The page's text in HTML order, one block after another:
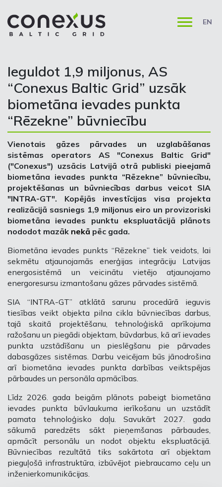
EN
Ieguldot 1,9 miljonus, AS
“Conexus Baltic Grid” uzsāk
biometāna ievades punkta
“Rēzekne” būvniecību
Vienotais gāzes pārvades un uzglabāšanas
sistēmas operators AS "Conexus Baltic Grid"
("Conexus") uzsācis Latvijā otrā publiski pieejamā
biometāna ievades punkta “Rēzekne” būvniecību,
projektēšanas un būvniecības darbus veicot SIA
"INTRA-GT". Kopējās investīcijas visa projekta
realizācijā sasniegs 1,9 miljonus eiro un provizoriski
biometāna ievades punktu ekspluatācijā plānots
nododot mazāk nekā pēc gada.
Biometāna ievades punkts “Rēzekne” tiek veidots, lai
sekmētu atjaunojamās enerģijas integrāciju Latvijas
energosistēmā un veicinātu vietējo atjaunojamo
energoresursu izmantošanu gāzes pārvades sistēmā.
SIA “INTRA-GT” atklātā sarunu procedūrā ieguvis
tiesības veikt objekta pilna cikla būvniecības darbus,
tajā skaitā projektēšanu, tehnoloģiskā aprīkojuma
ražošanu un piegādi objektam, būvdarbus, kā arī ievades
punkta uzstādīšanu un pieslēgšanu pie pārvades
dabasgāzes sistēmas. Darbu veicējam būs jānodrošina
arī biometāna ievades punkta darbības veiktspējas
pārbaudes un personāla apmācības.
Līdz 2026. gada beigām plānots pabeigt biometāna
ievades punkta būvlaukuma ierīkošanu un uzstādīt
pamata tehnoloģisko daļu. Savukārt 2027. gada
sākumā paredzēts sākt pieņemšanas pārbaudes,
apmācīt personālu un nodot objektu ekspluatācijā.
Būvniecības rezultātā tiks sakārtota arī objektam
pieguļošā infrastruktūra, izbūvējot piebraucamo ceļu un
inženierkomunikācijas.